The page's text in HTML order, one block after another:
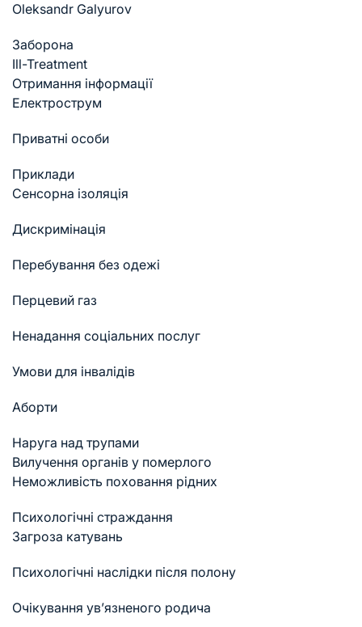
Oleksandr Galyurov
Заборона
Ill-Treatment
Отримання інформації
Електрострум
Приватні особи
Приклади
Cенсорна ізоляція
Дискримінація
Перебування без одежі
Перцевий газ
Ненадання соціальних послуг
Умови для інвалідів
Аборти
Наруга над трупами
Вилучення органів у померлого
Неможливість поховання рідних
Психологічні страждання
Загроза катувань
Психологічні наслідки після полону
Очікування ув’язненого родича